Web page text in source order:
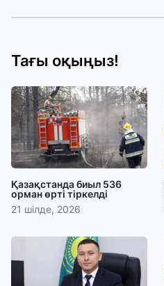
Тағы оқыңыз!
Қазақстанда биыл 536
орман өрті тіркелді
21 шілде, 2026